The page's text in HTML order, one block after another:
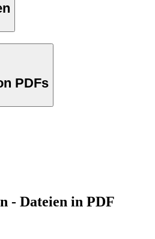
PDFs
- Dateien in PDF